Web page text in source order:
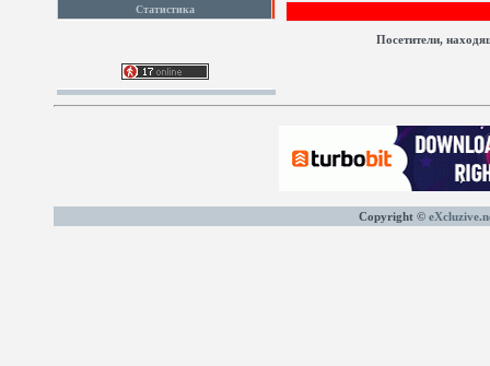
Статистика
Посетители,
Copyright ©